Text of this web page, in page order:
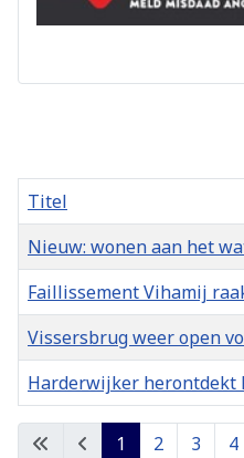
Artikelen
Titel
Nieuw: wonen aan het
Faillissement Vihamij
Vissersbrug weer open
Harderwijker herontdekt
1 2 3 4